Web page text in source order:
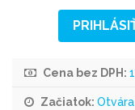
Cena bez DPH:
Začiatok: